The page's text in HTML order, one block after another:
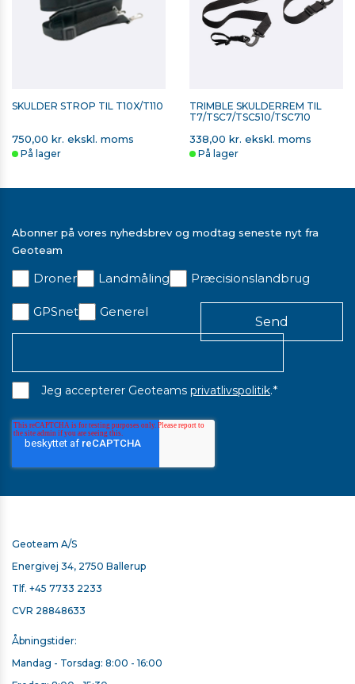
SKULDER STROP TIL T10X/T110
750,00 kr. ekskl. moms
På lager
TRIMBLE SKULDERREM TIL
T7/TSC7/TSC510/TSC710
338,00 kr. ekskl. moms
På lager
Abonner på vores nyhedsbrev og modtag seneste nyt fra
Geoteam
Droner Landmåling Præcisionslandbrug
GPSnet Generel
Jeg accepterer Geoteams privatlivspolitik.*
Geoteam A/S
Energivej 34, 2750 Ballerup
Tlf. +45 7733 2233
CVR 28848633
Åbningstider:
Mandag - Torsdag: 8:00 - 16:00